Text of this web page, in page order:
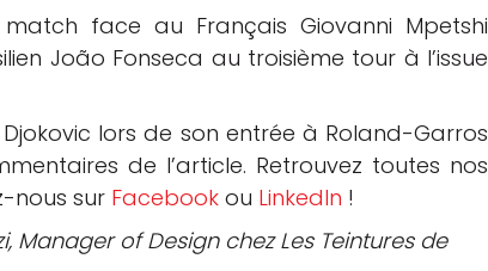
face au Français Giovanni Mpetshi
João Fonseca au troisième tour à l’issue
lors de son entrée à Roland-Garros
de l’article. Retrouvez toutes nos
nous sur Facebook ou LinkedIn !
Manager of Design chez Les Teintures de